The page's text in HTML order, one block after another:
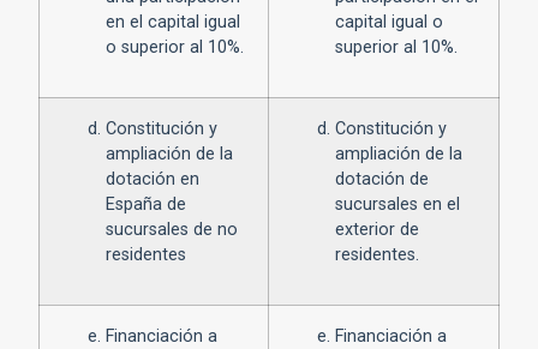
en el capital igual
o superior al 10%.
capital igual o
superior al 10%.
Constitución y
ampliación de la
dotación en
España de
sucursales de no
residentes
Constitución y
ampliación de la
dotación de
sucursales en el
exterior de
residentes.
Financiación a
Financiación a